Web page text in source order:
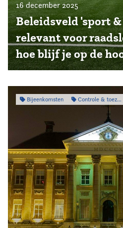
16 december 2025
Beleidsveld 'sport &
relevant voor
hoe blijf je op de
Bijeenkomsten Controle & toezicht